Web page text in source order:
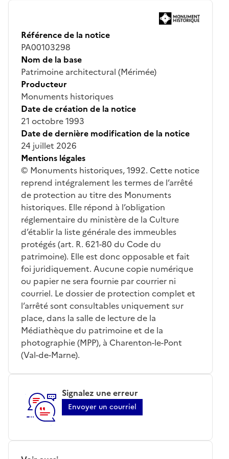
Référence de la notice
PA00103298
Nom de la base
Patrimoine architectural (Mérimée)
Producteur
Monuments historiques
Date de création de la notice
21 octobre 1993
Date de dernière modification de la notice
24 juillet 2026
Mentions légales
© Monuments historiques, 1992. Cette notice
reprend intégralement les termes de l’arrêté
de protection au titre des Monuments
historiques. Elle répond à l’obligation
réglementaire du ministère de la Culture
d’établir la liste générale des immeubles
protégés (art. R. 621-80 du Code du
patrimoine). Elle est donc opposable et fait
foi juridiquement. Aucune copie numérique
ou papier ne sera fournie par courrier ni
courriel. Le dossier de protection complet et
l’arrêté sont consultables uniquement sur
place, dans la salle de lecture de la
Médiathèque du patrimoine et de la
photographie (MPP), à Charenton-le-Pont
(Val-de-Marne).
Signalez une erreur
Envoyer un courriel